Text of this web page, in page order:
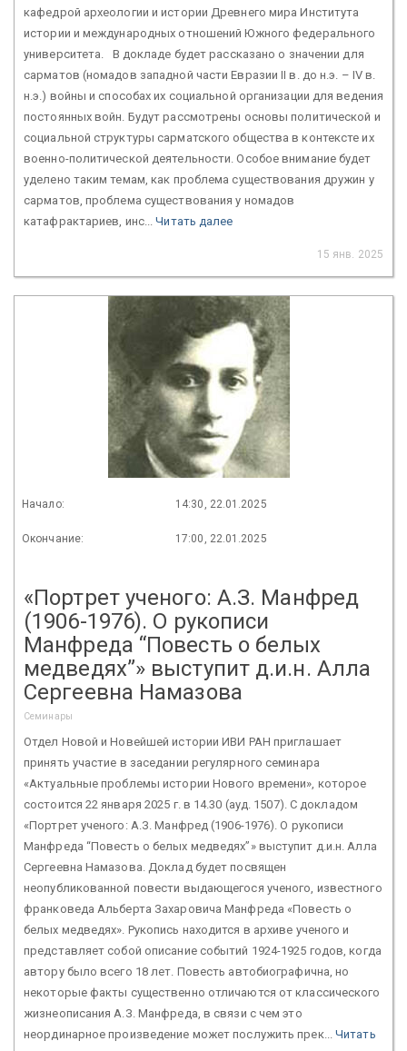
кафедрой археологии и истории Древнего мира Института
истории и международных отношений Южного федерального
университета. В докладе будет рассказано о значении для
сарматов (номадов западной части Евразии II в. до н.э. – IV в.
н.э.) войны и способах их социальной организации для ведения
постоянных войн. Будут рассмотрены основы политической и
социальной структуры сарматского общества в контексте их
военно-политической деятельности. Особое внимание будет
уделено таким темам, как проблема существования дружин у
сарматов, проблема существования у номадов
катафрактариев, инс...Читать далее
15 янв. 2025
Начало: 14:30, 22.01.2025
Окончание: 17:00, 22.01.2025
«Портрет ученого: А.З. Манфред
(1906-1976). О рукописи
Манфреда “Повесть о белых
медведях”» выступит д.и.н. Алла
Сергеевна Намазова
Семинары
Отдел Новой и Новейшей истории ИВИ РАН приглашает
принять участие в заседании регулярного семинара
«Актуальные проблемы истории Нового времени», которое
состоится 22 января 2025 г. в 14.30 (ауд. 1507). С докладом
«Портрет ученого: А.З. Манфред (1906-1976). О рукописи
Манфреда “Повесть о белых медведях”» выступит д.и.н. Алла
Сергеевна Намазова. Доклад будет посвящен
неопубликованной повести выдающегося ученого, известного
франковеда Альберта Захаровича Манфреда «Повесть о
белых медведях». Рукопись находится в архиве ученого и
представляет собой описание событий 1924-1925 годов, когда
автору было всего 18 лет. Повесть автобиографична, но
некоторые факты существенно отличаются от классического
жизнеописания А.З. Манфреда, в связи с чем это
неординарное произведение может послужить прек... Читать